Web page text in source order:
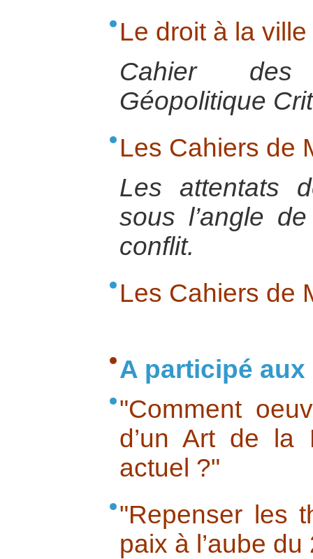
Le droit à la ville
Cahier
Géopolitique
Les Cahiers de
Les attentats
sous l’angle
conflit.
Les Cahiers de
A participé aux
"Comment
d’un Art de la
actuel ?"
"Repenser les
paix à l’aube